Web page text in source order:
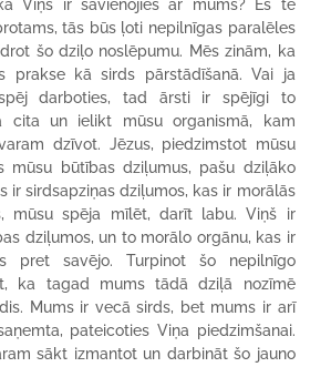
Viņš ir savienojies ar mums? Es te
tās būs ļoti nepilnīgas paralēles
šo dziļo noslēpumu. Mēs zinām, ka
prakse kā sirds pārstādīšanā. Vai ja
darboties, tad ārsti ir spējīgi to
cita un ielikt mūsu organismā, kam
dzīvot. Jēzus, piedzimstot mūsu
mūsu būtības dziļumus, pašu dziļāko
ir sirdsapziņas dziļumos, kas ir morālās
mūsu spēja mīlēt, darīt labu. Viņš ir
dziļumos, un to morālo orgānu, kas ir
pret savējo. Turpinot šo nepilnīgo
ka tagad mums tādā dziļā nozīmē
Mums ir vecā sirds, bet mums ir arī
pateicoties Viņa piedzimšanai.
sākt izmantot un darbināt šo jauno